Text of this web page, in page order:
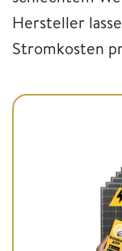
Hersteller
Stromkosten